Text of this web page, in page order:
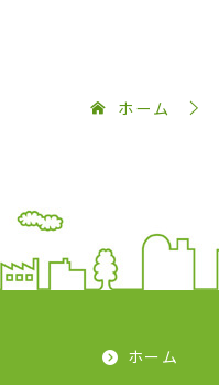
ホーム
ホーム